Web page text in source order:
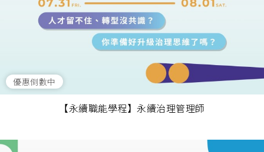
優惠倒數中
【永續職能學程】永續治理管理師